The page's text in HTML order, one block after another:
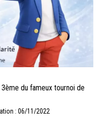
3ème du fameux tournoi de
: 06/11/2022